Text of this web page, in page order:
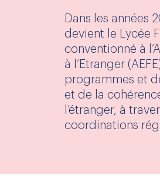
Dans les années
devient le Lycée
conventionné à
à l’Etranger
programmes et
et de la
l’étranger, à
coordinations